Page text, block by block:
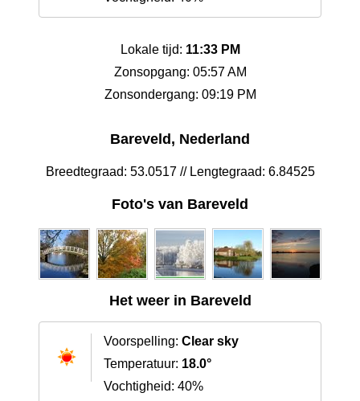
Lokale tijd: 11:33 PM
Zonsopgang: 05:57 AM
Zonsondergang: 09:19 PM
Bareveld, Nederland
Breedtegraad: 53.0517 // Lengtegraad: 6.84525
Foto's van Bareveld
Het weer in Bareveld
Voorspelling: Clear sky
Temperatuur: 18.0°
Vochtigheid: 40%